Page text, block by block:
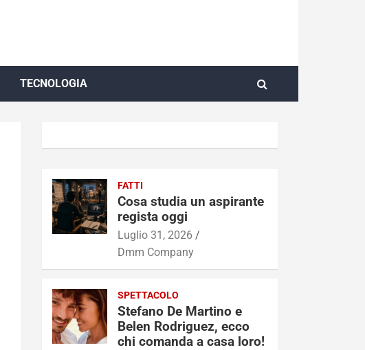
TECNOLOGIA
FATTI
Cosa studia un aspirante
regista oggi
Luglio 31, 2026
Dmm Company
SPETTACOLO
Stefano De Martino e
Belen Rodriguez, ecco
chi comanda a casa loro!